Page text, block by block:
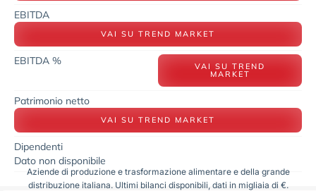
EBITDA
VAI SU TREND MARKET
EBITDA % VAI SU TREND
MARKET
Patrimonio netto
VAI SU TREND MARKET
Dipendenti
Dato non disponibile
Aziende di produzione e trasformazione alimentare e della grande
distribuzione italiana. Ultimi bilanci disponibili, dati in migliaia di €.